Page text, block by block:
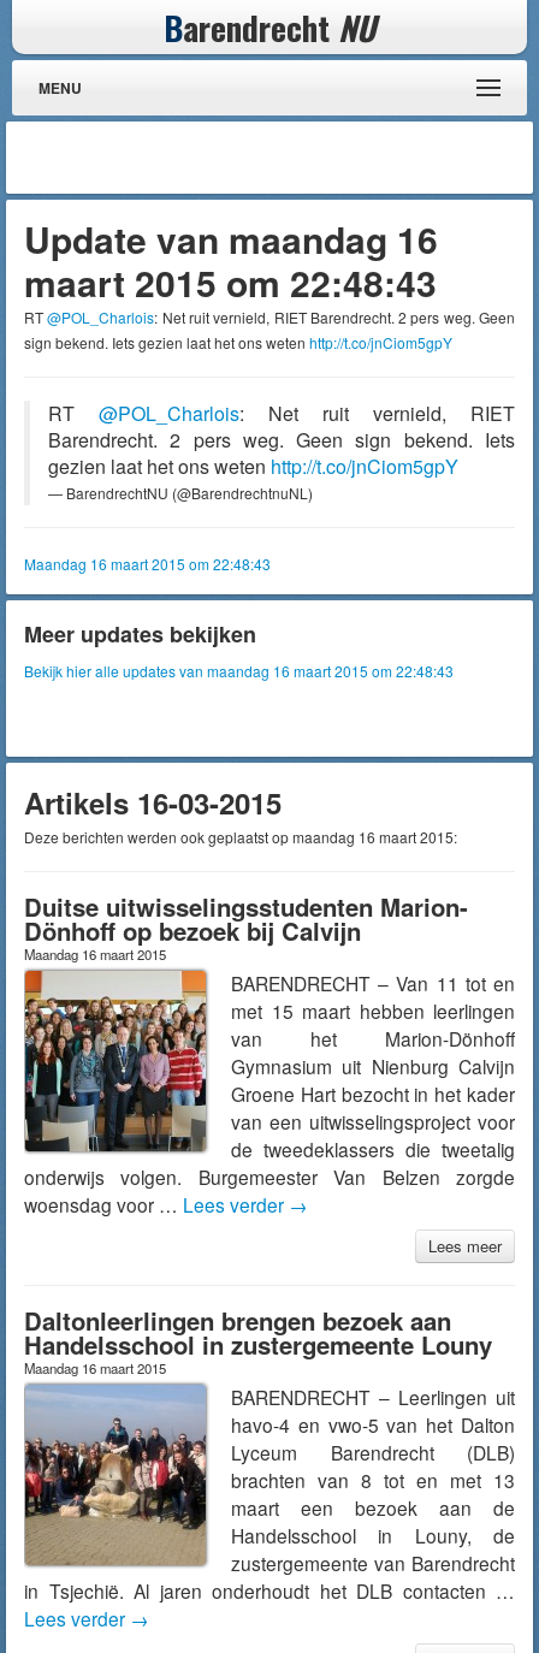
Barendrecht NU
MENU
Update van maandag 16
maart 2015 om 22:48:43
RT@POL_Charlois: Net ruit vernield, RIET Barendrecht. 2 pers weg. Geen
sign bekend. Iets gezien laat het ons weten http://t.co/jnCiom5gpY
RT @POL_Charlois: Net ruit vernield, RIET
Barendrecht. 2 pers weg. Geen sign bekend. Iets
gezien laat het ons weten http://t.co/jnCiom5gpY
— BarendrechtNU (@BarendrechtnuNL)
Maandag 16 maart 2015 om 22:48:43
Meer updates bekijken
Bekijk hier alle updates van maandag 16 maart 2015 om 22:48:43
Artikels 16-03-2015
Deze berichten werden ook geplaatst op maandag 16 maart 2015:
Duitse uitwisselingsstudenten Marion-
Dönhoff op bezoek bij Calvijn
Maandag 16 maart 2015
BARENDRECHT – Van 11 tot en
met 15 maart hebben leerlingen
van het Marion-Dönhoff
Gymnasium uit Nienburg Calvijn
Groene Hart bezocht in het kader
van een uitwisselingsproject voor
de tweedeklassers die tweetalig
onderwijs volgen. Burgemeester Van Belzen zorgde
woensdag voor … Lees verder →
Lees meer
Daltonleerlingen brengen bezoek aan
Handelsschool in zustergemeente Louny
Maandag 16 maart 2015
BARENDRECHT – Leerlingen uit
havo-4 en vwo-5 van het Dalton
Lyceum Barendrecht (DLB)
brachten van 8 tot en met 13
maart een bezoek aan de
Handelsschool in Louny, de
zustergemeente van Barendrecht
in Tsjechië. Al jaren onderhoudt het DLB contacten …
Lees verder →